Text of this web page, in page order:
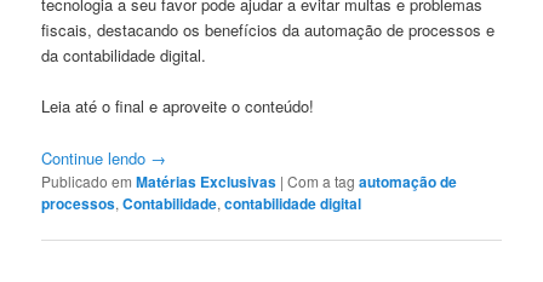
fiscais, destacando os benefícios da automação de processos e
da contabilidade digital.
Leia até o final e aproveite o conteúdo!
Continue lendo →
Publicado em Matérias Exclusivas |Com a tagautomação de
processos,Contabilidade,contabilidade digital